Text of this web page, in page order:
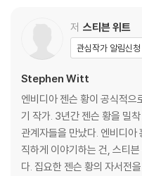
09 인류 최고의 기술이 된 쿠다
10 미래를 예측하는 공명
11 신경망 연구의 전환점, 알렉스
PART 2. 엔비디아, AI 혁명의
12 O.I.A.L.O. 일생일대의 기회
13 초지능, 인간보다 똑똑한 AI
14 엔비디아의 필연적 도약과
저 스티븐 위트
관심작가 알림신청
Stephen Witt
엔비디아 젠슨 황이 공식적으
기 작가. 3년간 젠슨 황을 밀
관계자들을 만났다. 엔비디아
직하게 이야기하는 건, 스티
다. 집요한 젠슨 황의 자서전